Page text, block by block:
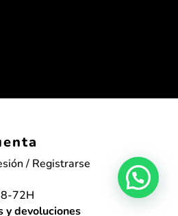
/ Registrarse
72H
y devoluciones